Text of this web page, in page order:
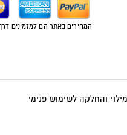
המחירים באתר הם למזמינים
והחלקה לשימוש פנימי